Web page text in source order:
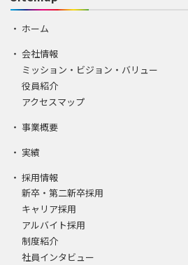
ホーム
会社情報
ミッション・ビジョン・バリュー
役員紹介
アクセスマップ
事業概要
実績
採用情報
新卒・第二新卒採用
キャリア採用
アルバイト採用
制度紹介
社員インタビュー